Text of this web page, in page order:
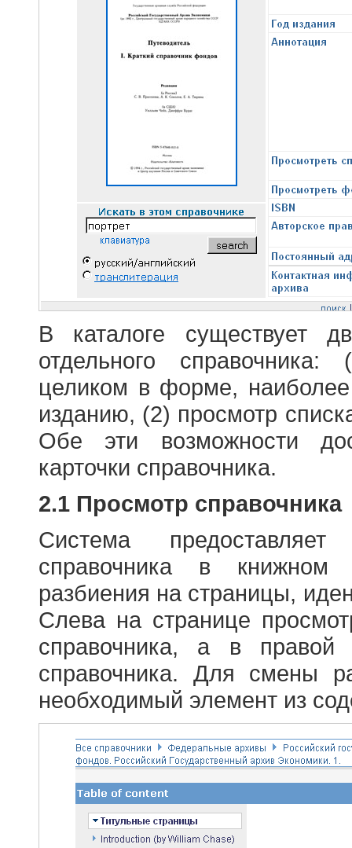
В каталоге существует
отдельного
целиком в форме,
изданию, (2) просмотр
Обе эти возможности
карточки справочника.
2.1 Просмотр справочника
Система
справочника в
разбиения на страницы,
Слева на странице
справочника, а в правой
справочника. Для смены
необходимый элемент из